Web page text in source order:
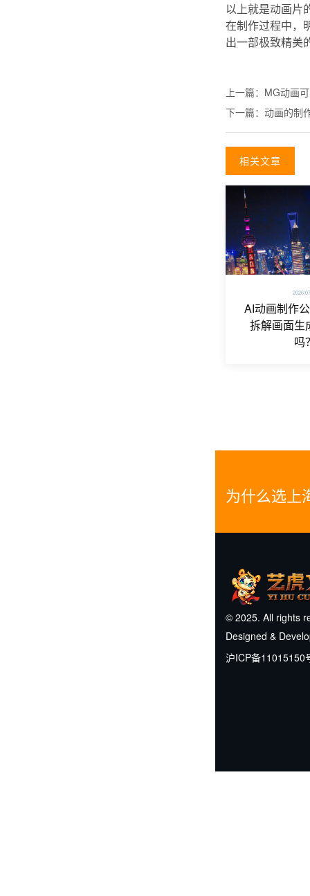
以上就是动画片
在制作过程中，
出一部极致精美
上一篇： MG动画
下一篇： 动画的制
相关文章
2026/
AI动画制作
拆解画面生
吗
为什么选上
© 2025. All rights
Designed &
沪ICP备11015150